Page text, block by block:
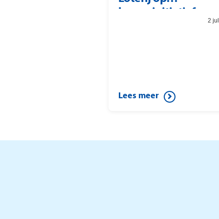
burgerinitiatief
2
Lees meer